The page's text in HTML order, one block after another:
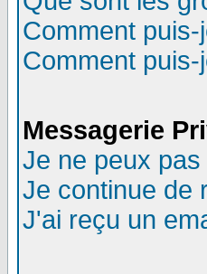
Comment
Comment
Messagerie
Je ne peux
Je continue de
J'ai reçu un